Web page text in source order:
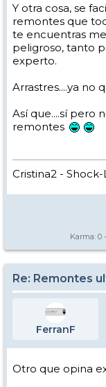
Y otra cosa, se
remontes que
te encuentras
peligroso, tanto
experto.
Arrastres....ya no
Así que....sí pero
remontes
Cristina2 - Shock-
Karma: 0
Re: Remontes
FerranF
Otro que opina